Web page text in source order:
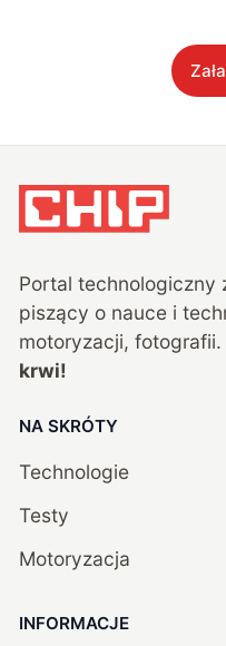
Portal technologiczny
piszący o nauce i
motoryzacji, fotografii.
krwi!
NA SKRÓTY
Technologie
Testy
Motoryzacja
INFORMACJE